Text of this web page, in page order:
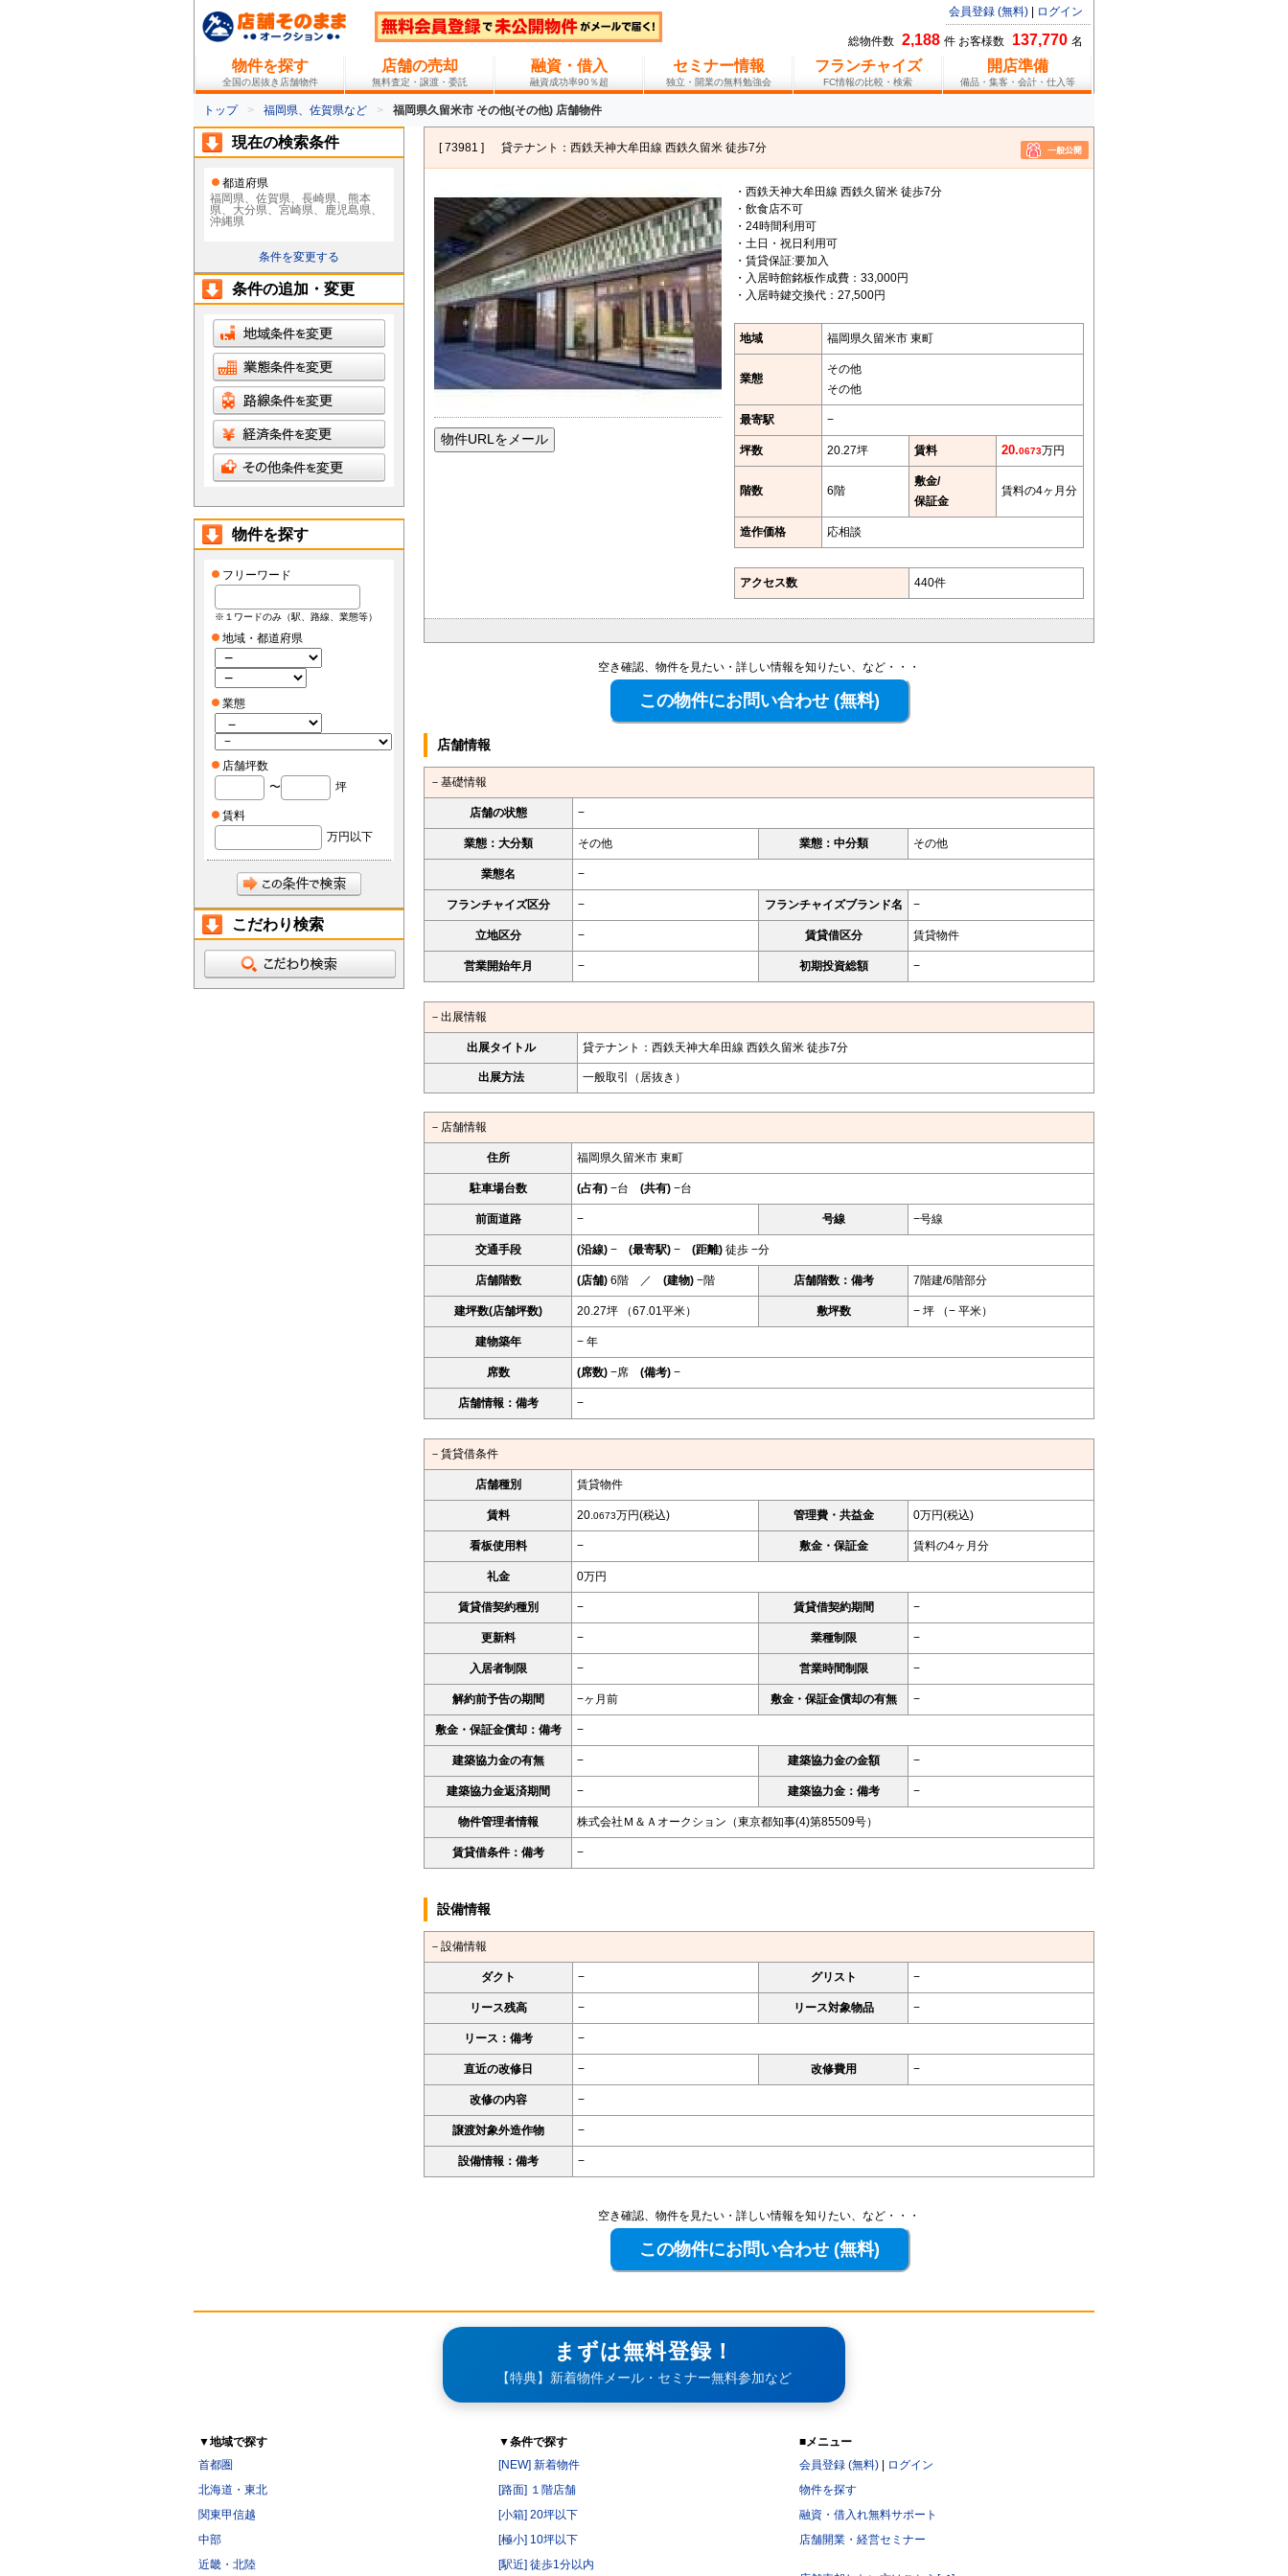
会員登録 (無料) ログイン
総物件数 2,188 件 お客様数 137,770 名
物件を探す
全国の居抜き店舗物件
店舗の売却
無料査定・譲渡・委託
融資・借入
融資成功率90％超
セミナー情報
独立・開業の無料勉強会
フランチャイズ
FC情報の比較・検索
開店準備
備品・集客・会計・仕入等
トップ 福岡県、佐賀県など 福岡県久留米市 その他(その他) 店舗物件
[ 73981 ] 貸テナント：西鉄天神大牟田線 西鉄久留米 徒歩7分
・西鉄天神大牟田線 西鉄久留米 徒歩7分
・飲食店不可
・24時間利用可
・土日・祝日利用可
・賃貸保証:要加入
・入居時館銘板作成費：33,000円
・入居時鍵交換代：27,500円
地域 福岡県久留米市 東町
業態
その他
その他
最寄駅 −
坪数 20.27坪 賃料 20.0673万円
階数 6階
敷金/
保証金
賃料の4ヶ月分
造作価格 応相談
アクセス数 440件
空き確認、物件を見たい・詳しい情報を知りたい、など・・・
店舗情報
－基礎情報
店舗の状態 −
業態：大分類 その他 業態：中分類 その他
業態名 −
フランチャイズ区分 − フランチャイズブランド名 −
立地区分 − 賃貸借区分 賃貸物件
営業開始年月 − 初期投資総額 −
－出展情報
出展タイトル 貸テナント：西鉄天神大牟田線 西鉄久留米 徒歩7分
出展方法 一般取引（居抜き）
－店舗情報
住所 福岡県久留米市 東町
駐車場台数 (占有) −台 (共有) −台
前面道路 − 号線 −号線
交通手段 (沿線) − (最寄駅) − (距離) 徒歩 −分
店舗階数 (店舗) 6階 ／ (建物) −階 店舗階数：備考 7階建/6階部分
建坪数(店舗坪数) 20.27坪 （67.01平米） 敷坪数 − 坪 （− 平米）
建物築年 − 年
席数 (席数) −席 (備考) −
店舗情報：備考 −
－賃貸借条件
店舗種別 賃貸物件
賃料 20. 0673万円(税込) 管理費・共益金 0万円(税込)
看板使用料 − 敷金・保証金 賃料の4ヶ月分
礼金 0万円
賃貸借契約種別 − 賃貸借契約期間 −
更新料 − 業種制限 −
入居者制限 − 営業時間制限 −
解約前予告の期間 −ヶ月前 敷金・保証金償却の有無 −
敷金・保証金償却：備考 −
建築協力金の有無 − 建築協力金の金額 −
建築協力金返済期間 − 建築協力金：備考 −
物件管理者情報 株式会社Ｍ＆Ａオークション（東京都知事(4)第85509号）
賃貸借条件：備考 −
設備情報
－設備情報
ダクト − グリスト −
リース残高 − リース対象物品 −
リース：備考 −
直近の改修日 − 改修費用 −
改修の内容 −
譲渡対象外造作物 −
設備情報：備考 −
空き確認、物件を見たい・詳しい情報を知りたい、など・・・
現在の検索条件
都道府県
福岡県、佐賀県、長崎県、熊本
県、大分県、宮崎県、鹿児島県、
沖縄県
条件を変更する
条件の追加・変更
物件を探す
フリーワード
※１ワードのみ（駅、路線、業態等）
地域・都道府県
業態
店舗坪数
〜
坪
賃料
万円以下
こだわり検索
まずは無料登録！
【特典】新着物件メール・セミナー無料参加など
▼地域で探す
首都圏
北海道・東北
関東甲信越
中部
近畿・北陸
▼条件で探す
[NEW] 新着物件
[路面] １階店舗
[小箱] 20坪以下
[極小] 10坪以下
[駅近] 徒歩1分以内
■メニュー
会員登録 (無料)| ログイン
物件を探す
融資・借入れ無料サポート
店舗開業・経営セミナー